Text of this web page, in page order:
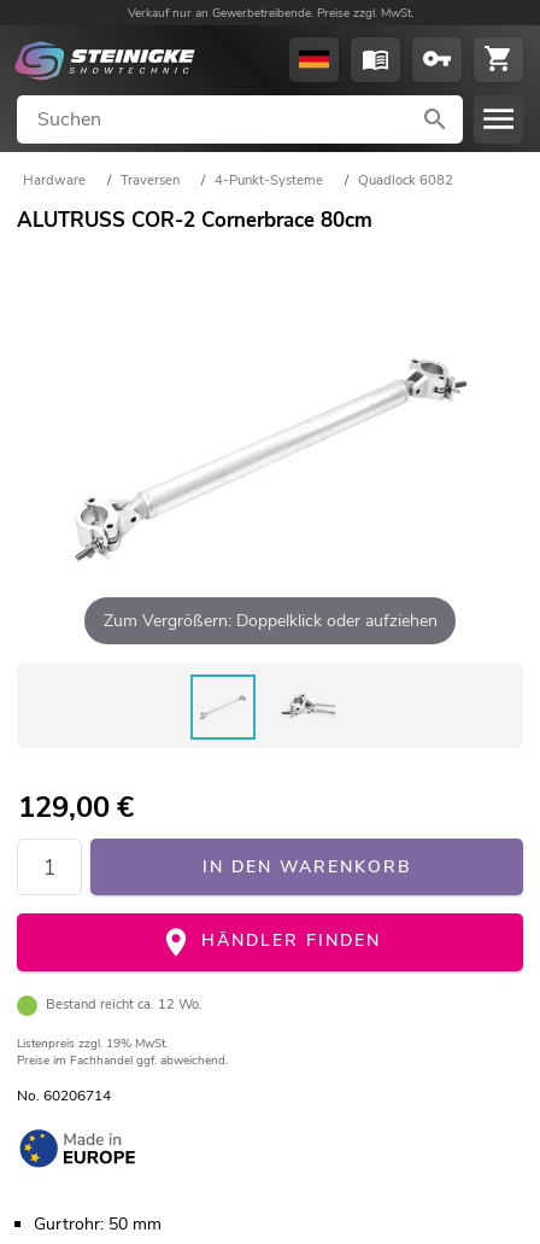
Verkauf nur an Gewerbetreibende. Preise zzgl. MwSt.
Hardware / Traversen / 4-Punkt-Systeme / Quadlock 6082
ALUTRUSS COR-2 Cornerbrace 80cm
Zum Vergrößern: Doppelklick oder aufziehen
129,00€
IN DEN WARENKORB
HÄNDLER FINDEN
Bestand reicht ca. 12 Wo.
Listenpreis zzgl. 19% MwSt.
Preise im Fachhandel ggf. abweichend.
No. 60206714
Gurtrohr: 50 mm